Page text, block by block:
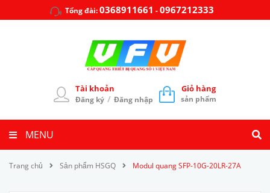
Tổng đài:0368911661 -0967212333
Tài khoản
Đăng ký / Đăng nhập
Giỏ hàng
sản phẩm
MENU
Trang chủ Sản phẩm HSGQ Modul quang SFP-10G-20LR-27A